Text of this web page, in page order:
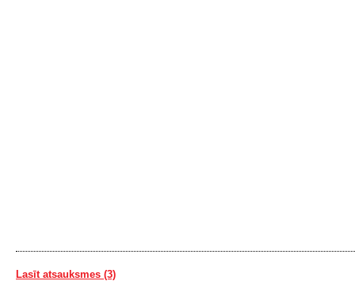
Lasīt atsauksmes (3)